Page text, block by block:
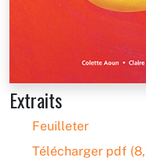
Extraits
Feuilleter
Télécharger pdf